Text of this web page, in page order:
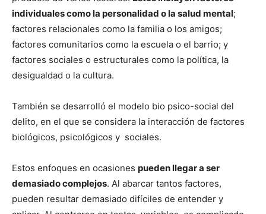
individuales como la personalidad o la salud mental;
factores relacionales como la familia o los amigos;
factores comunitarios como la escuela o el barrio; y
factores sociales o estructurales como la política, la
desigualdad o la cultura.
También se desarrolló el modelo bio psico-social del
delito, en el que se considera la interacción de factores
biológicos, psicológicos y sociales.
Estos enfoques en ocasiones pueden llegar a ser
demasiado complejos. Al abarcar tantos factores,
pueden resultar demasiado difíciles de entender y